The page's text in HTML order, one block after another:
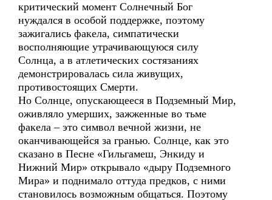
критический момент Солнечный Бог
нуждался в особой поддержке, поэтому
зажигались факела, симпатически
восполняющие утрачивающуюся силу
Солнца, а в атлетических состязаниях
демонстрировалась сила живущих,
противостоящих Смерти.
Но Солнце, опускающееся в Подземный Мир,
оживляло умерших, зажженные во тьме
факела – это символ вечной жизни, не
оканчивающейся за гранью. Солнце, как это
сказано в Песне «Гильгамеш, Энкиду и
Нижний Мир» открывало «дыру Подземного
Мира» и поднимало оттуда предков, с ними
становилось возможным общаться. Поэтому